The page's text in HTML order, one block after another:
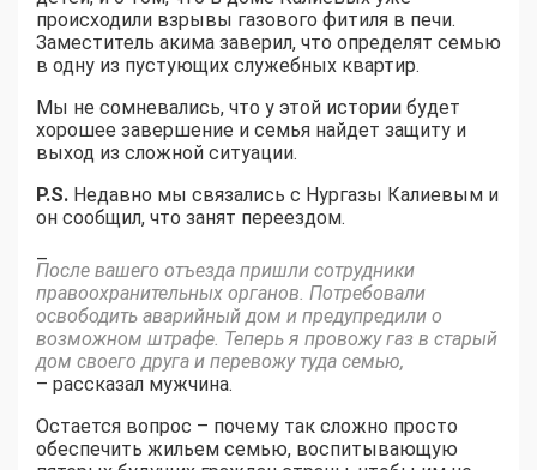
происходили взрывы газового фитиля в печи.
Заместитель акима заверил, что определят семью
в одну из пустующих служебных квартир.
Мы не сомневались, что у этой истории будет
хорошее завершение и семья найдет защиту и
выход из сложной ситуации.
P.S. Недавно мы связались с Нургазы Калиевым и
он сообщил, что занят переездом.
–
После вашего отъезда пришли сотрудники
правоохранительных органов. Потребовали
освободить аварийный дом и предупредили о
возможном штрафе. Теперь я провожу газ в старый
дом своего друга и перевожу туда семью,
– рассказал мужчина.
Остается вопрос – почему так сложно просто
обеспечить жильем семью, воспитывающую